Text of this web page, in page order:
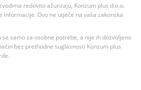
redovito ažuriraju, Konzum plus d.o.o.
informacije. Ovo ne utječe na vaša zakonska
samo za osobne potrebe, a nije ih dozvoljeno
bez prethodne suglasnosti Konzum plus